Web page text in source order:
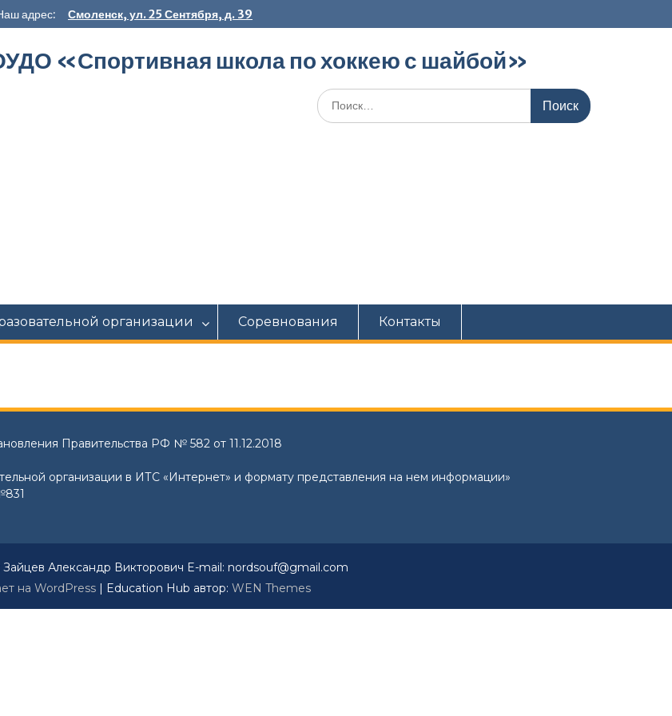
адрес: Смоленск, ул. 25 Сентября, д. 39
«‎Спортивная школа по хоккею с шайбой»‎
организации Соревнования Контакты
Правительства РФ № 582 от 11.12.2018
организации в ИТС «Интернет» и формату представления на нем информации»
Зайцев Александр Викторович E-mail: nordsouf@gmail.com
на WordPress | Education Hub автор: WEN Themes